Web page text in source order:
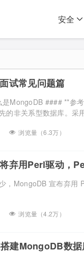
安全
试常见问题篇
是MongoDB #### **参
的非关系型数据库。采
浏览量（6.3万）
弃用Perl驱动，
，MongoDB 宣布弃用
浏览量（4.2万）
建MongoDB数